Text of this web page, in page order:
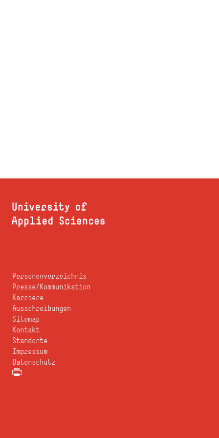
Personenverzeichnis
Presse/Kommunikation
Karriere
Ausschreibungen
Sitemap
Kontakt
Standorte
Impressum
Datenschutz